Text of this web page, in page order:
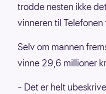
trodde nesten ikke
vinneren til Telefonen
Selv om mannen
vinne 29,6 millioner
– Det er helt